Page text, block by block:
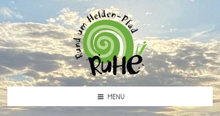
MENU